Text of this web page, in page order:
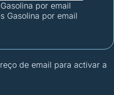
por email
Gasolina por email
de email para activar a